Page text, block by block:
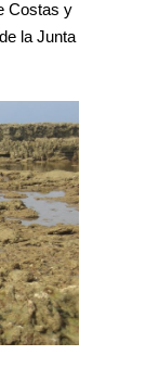
Costas y
la Junta